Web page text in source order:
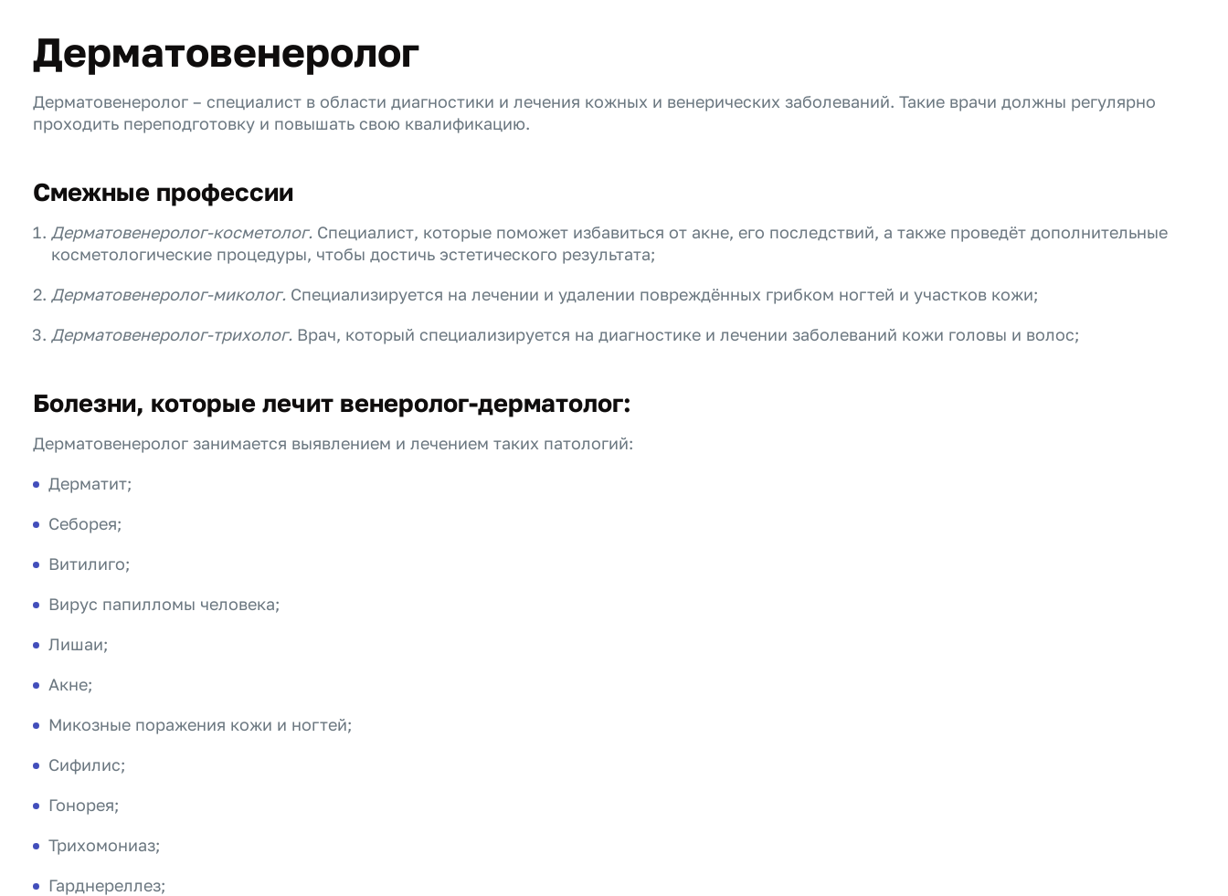
Дерматовенеролог
Дерматовенеролог – специалист в области диагностики и лечения кожных и венерических заболеваний. Такие врачи должны регулярно
проходить переподготовку и повышать свою квалификацию.
Смежные профессии
Дерматовенеролог-косметолог. Специалист, которые поможет избавиться от акне, его последствий, а также проведёт дополнительные
косметологические процедуры, чтобы достичь эстетического результата;
Дерматовенеролог-миколог. Специализируется на лечении и удалении повреждённых грибком ногтей и участков кожи;
Дерматовенеролог-трихолог. Врач, который специализируется на диагностике и лечении заболеваний кожи головы и волос;
Болезни, которые лечит венеролог-дерматолог:
Дерматовенеролог занимается выявлением и лечением таких патологий:
Дерматит;
Себорея;
Витилиго;
Вирус папилломы человека;
Лишаи;
Акне;
Микозные поражения кожи и ногтей;
Сифилис;
Гонорея;
Трихомониаз;
Гарднереллез;